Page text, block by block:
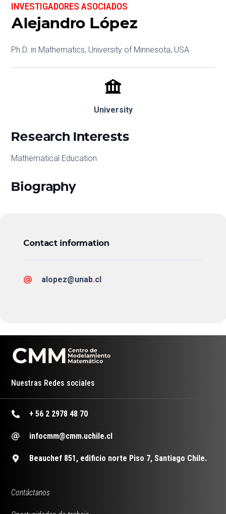
INVESTIGADORES ASOCIADOS
Alejandro López
Ph.D. in Mathematics, University of Minnesota, USA
University
Research Interests
Mathematical Education
Biography
Contact information
alopez@unab.cl
Nuestras Redes sociales
+ 56 2 2978 48 70
infocmm@cmm.uchile.cl
Beauchef 851, edificio norte Piso 7, Santiago Chile.
Contáctanos